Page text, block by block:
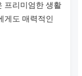
프리미엄한 생활
게도 매력적인